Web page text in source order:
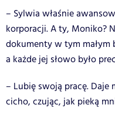
– Sylwia właśnie
korporacji. A ty, Moniko?
dokumenty w tym małym
a każde jej słowo było
– Lubię swoją pracę. Daje
cicho, czując, jak pieką